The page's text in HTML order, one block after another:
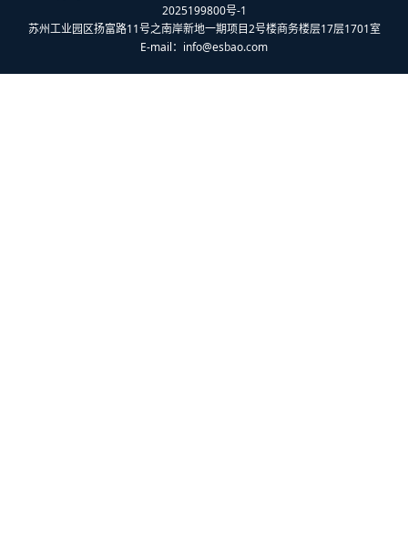
2025199800号-1
苏州工业园区扬富路11号之南岸新地一期项目2号楼商务楼层17层1701室
E-mail： info@esbao.com